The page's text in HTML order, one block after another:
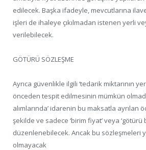
edilecek. Başka ifadeyle, mevcutlarına
işleri de ihaleye çıkılmadan istenen yerli
verilebilecek.
GÖTÜRÜ SÖZLEŞME
Ayrıca güvenlikle ilgili ‘tedarik miktarının
önceden tespit edilmesinin mümkün
alımlarında’ idarenin bu maksatla ayrılan
şekilde ve sadece ‘birim fiyat’ veya ‘götürü
düzenlenebilecek. Ancak bu sözleşmeleri
olmayacak